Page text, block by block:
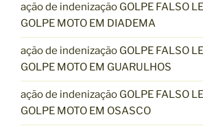
ação de indenização GOLPE FALSO
GOLPE MOTO EM DIADEMA
ação de indenização GOLPE FALSO
GOLPE MOTO EM GUARULHOS
ação de indenização GOLPE FALSO
GOLPE MOTO EM OSASCO